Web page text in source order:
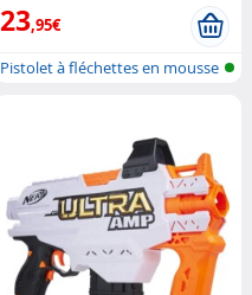
23,95€
Pistolet à fléchettes en mousse